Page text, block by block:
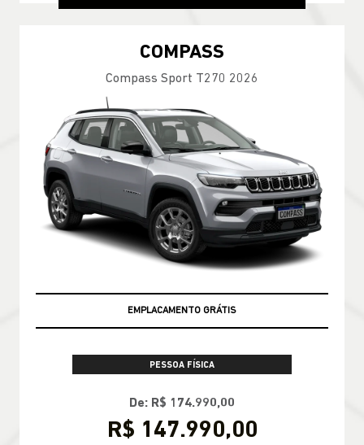
COMPASS
Compass Sport T270 2026
EMPLACAMENTO GRÁTIS
PESSOA FÍSICA
De: R$ 174.990,00
R$ 147.990,00